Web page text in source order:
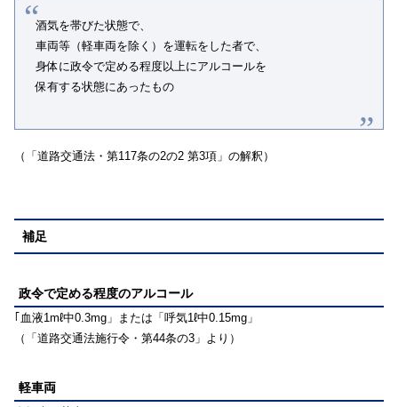
酒気を帯びた状態で、
車両等（軽車両を除く）を運転をした者で、
身体に政令で定める程度以上にアルコールを
保有する状態にあったもの
（「道路交通法・第117条の2の2 第3項」の解釈）
補足
政令で定める程度のアルコール
｢血液1mℓ中0.3mg」または「呼気1ℓ中0.15mg」
（「道路交通法施行令・第44条の3」より）
軽車両